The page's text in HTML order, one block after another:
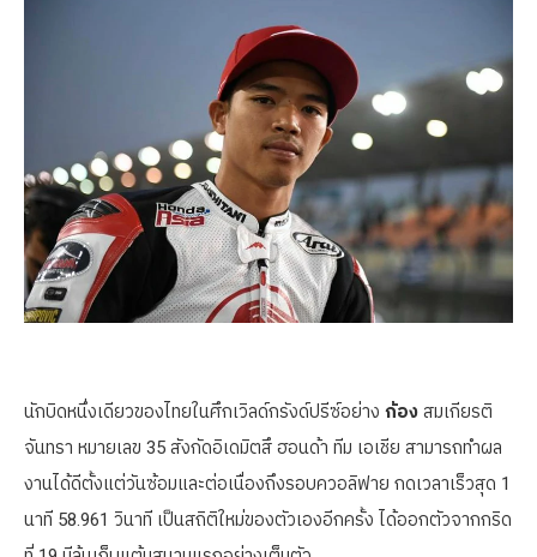
นักบิดหนึ่งเดียวของไทยในศึกเวิลด์กรังด์ปรีซ์อย่าง ก้อง สมเกียรติ
จันทรา หมายเลข 35 สังกัดอิเดมิตสึ ฮอนด้า ทีม เอเชีย สามารถทำผล
งานได้ดีตั้งแต่วันซ้อมและต่อเนื่องถึงรอบควอลิฟาย กดเวลาเร็วสุด 1
นาที 58.961 วินาที เป็นสถิติใหม่ของตัวเองอีกครั้ง ได้ออกตัวจากกริด